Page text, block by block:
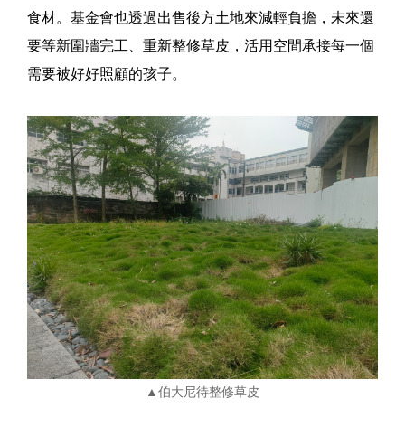
食材。基金會也透過出售後方土地來減輕負擔，未來還
要等新圍牆完工、重新整修草皮，活用空間承接每一個
需要被好好照顧的孩子。
▲伯大尼待整修草皮